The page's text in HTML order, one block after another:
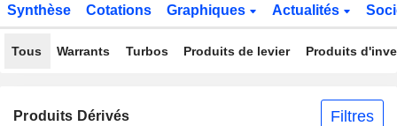
Synthèse Cotations Graphiques Actualités
Tous Warrants Turbos Produits de levier Produits
Produits Dérivés Filtres